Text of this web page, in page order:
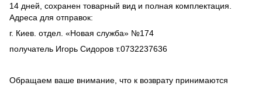
14 дней, сохранен товарный вид и полная комплектация.
Адреса для отправок:
г. Киев. отдел. «Новая служба» №174
получатель Игорь Сидоров т.0732237636
Обращаем ваше внимание, что к возврату принимаются